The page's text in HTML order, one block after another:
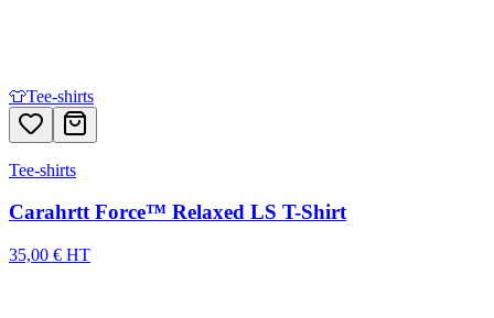
👕Tee-shirts
Tee-shirts
Carahrtt Force™ Relaxed LS T-Shirt
35,00 € HT